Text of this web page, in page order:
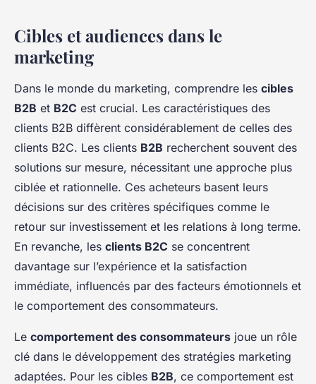
Cibles et audiences dans le
marketing
Dans le monde du marketing, comprendre les cibles
B2B et B2C est crucial. Les caractéristiques des
clients B2B diffèrent considérablement de celles des
clients B2C. Les clients B2B recherchent souvent des
solutions sur mesure, nécessitant une approche plus
ciblée et rationnelle. Ces acheteurs basent leurs
décisions sur des critères spécifiques comme le
retour sur investissement et les relations à long terme.
En revanche, les clients B2C se concentrent
davantage sur l’expérience et la satisfaction
immédiate, influencés par des facteurs émotionnels et
le comportement des consommateurs.
Le comportement des consommateurs joue un rôle
clé dans le développement des stratégies marketing
adaptées. Pour les cibles B2B, ce comportement est